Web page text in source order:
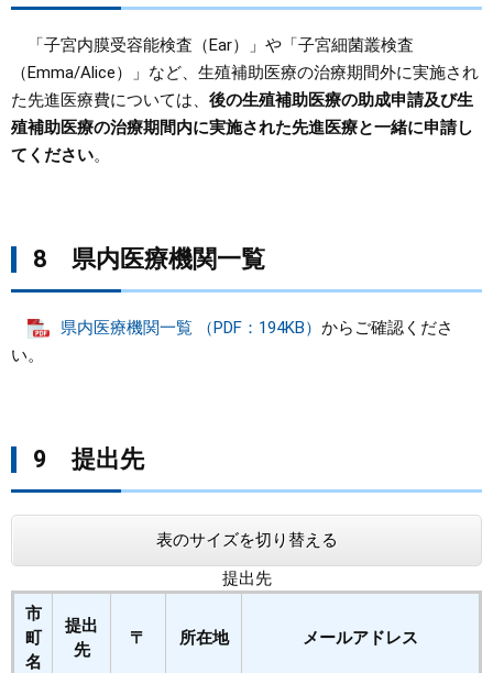
「子宮内膜受容能検査（Ear）」や「子宮細菌叢検査
（Emma/Alice）」など、生殖補助医療の治療期間外に実施され
た先進医療費については、 後の生殖補助医療の助成申請及び生
殖補助医療の治療期間内に実施された先進医療と一緒に申請し
てください。
8 県内医療機関一覧
県内医療機関一覧 （PDF：194KB） からご確認くださ
い。
9 提出先
表のサイズを切り替える
提出先
市
町
名
提出
先
〒 所在地 メールアドレス